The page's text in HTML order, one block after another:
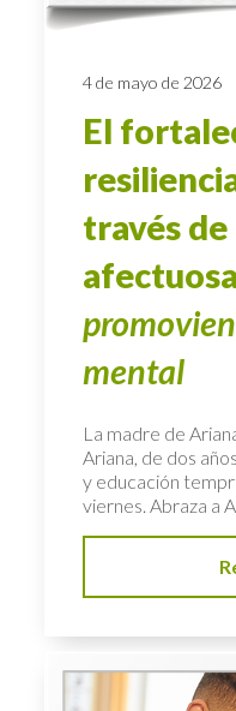
4 de mayo de 2026
El
través
mental
La madre de
Ariana, de dos
y educación
viernes. Abraza a